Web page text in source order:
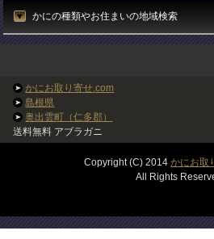
かにの種類やお住まいの地域検索
かにお取り寄せ.com
島根県
奥出雲町（仁多郡）
送料無料 アブラガニ
Copyright (C) 2014かにお取
All Rights